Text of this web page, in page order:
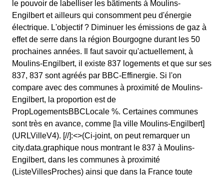
le pouvoir de labelliser les bâtiments à Moulins-
Engilbert et ailleurs qui consomment peu d'énergie
électrique. L'objectif ? Diminuer les émissions de gaz à
effet de serre dans la région Bourgogne durant les 50
prochaines années. Il faut savoir qu'actuellement, à
Moulins-Engilbert, il existe 837 logements et que sur ses
837, 837 sont agréés par BBC-Effinergie. Si l'on
compare avec des communes à proximité de Moulins-
Engilbert, la proportion est de
PropLogementsBBCLocale %. Certaines communes
sont très en avance, comme [la ville Moulins-Engilbert]
(URLVilleV4). [//]:<>(Ci-joint, on peut remarquer un
city.data.graphique nous montrant le 837 à Moulins-
Engilbert, dans les communes à proximité
(ListeVillesProches) ainsi que dans la France toute